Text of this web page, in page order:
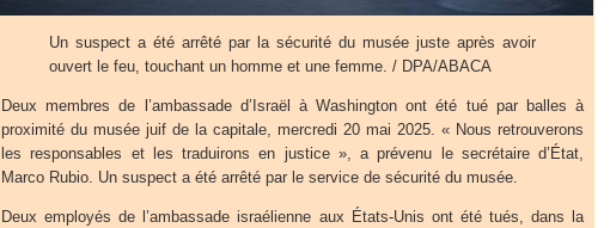
Un suspect a été arrêté par la sécurité du musée juste après avoir
ouvert le feu, touchant un homme et une femme. / DPA/ABACA
Deux membres de l’ambassade d’Israël à Washington ont été tué par balles à
proximité du musée juif de la capitale, mercredi 20 mai 2025. « Nous retrouverons
les responsables et les traduirons en justice », a prévenu le secrétaire d’État,
Marco Rubio. Un suspect a été arrêté par le service de sécurité du musée.
Deux employés de l’ambassade israélienne aux États-Unis ont été tués, dans la